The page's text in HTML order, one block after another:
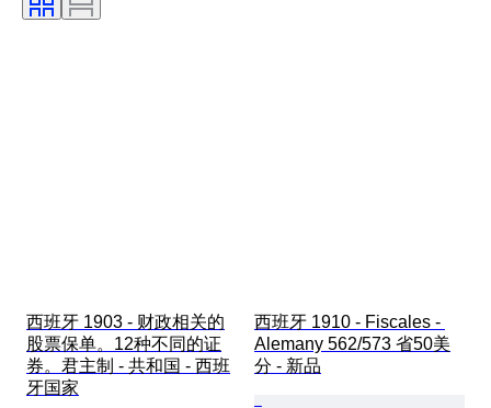
時代
西班牙 1903 - 财政相关的
股票保单。12种不同的证
券。君主制 - 共和国 - 西班
牙国家
西班牙 1910 - Fiscales -
Alemany 562/573 省50美
分 - 新品